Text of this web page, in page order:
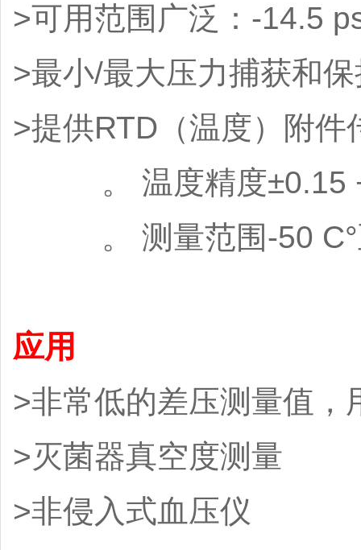
>可用范围广泛：-14.5
>最小/最大压力捕获和
>提供RTD（温度）附
。 温度精度±0.15 +
。 测量范围-50 C°
应用
>非常低的差压测量值
>灭菌器真空度测量
>非侵入式血压仪